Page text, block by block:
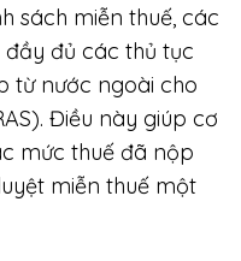
sách miễn thuế, các
đủ các thủ tục
từ nước ngoài cho
Điều này giúp cơ
mức thuế đã nộp
miễn thuế một